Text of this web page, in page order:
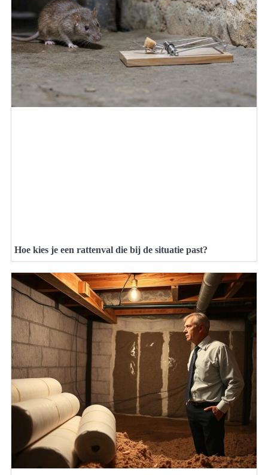
Hoe kies je een rattenval die bij de situatie past?